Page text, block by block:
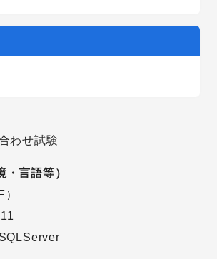
わせ試験
・言語等）